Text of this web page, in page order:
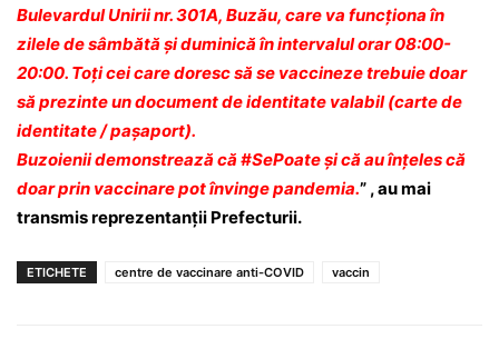
Bulevardul Unirii nr. 301A, Buzău, care va funcționa în
zilele de sâmbătă și duminică în intervalul orar 08:00-
20:00. Toți cei care doresc să se vaccineze trebuie doar
să prezinte un document de identitate valabil (carte de
identitate / pașaport).
Buzoienii demonstrează că #SePoate și că au înțeles că
doar prin vaccinare pot învinge pandemia.” , au mai
transmis reprezentanții Prefecturii.
ETICHETE centre de vaccinare anti-COVID vaccin